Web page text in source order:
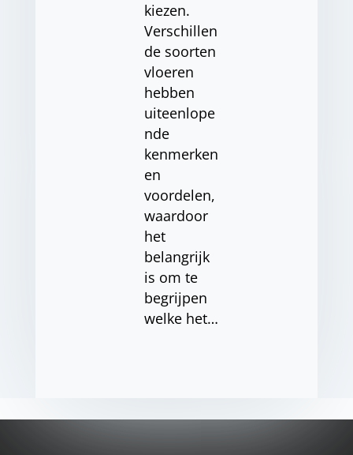
kiezen.
Verschillen
de soorten
vloeren
hebben
uiteenlope
nde
kenmerken
en
voordelen,
waardoor
het
belangrijk
is om te
begrijpen
welke het…